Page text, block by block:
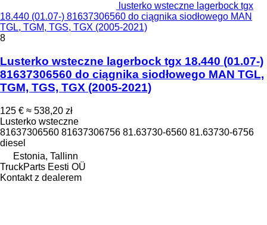
lusterko wsteczne lagerbock tgx
18.440 (01.07-) 81637306560 do ciągnika siodłowego MAN
TGL, TGM, TGS, TGX (2005-2021)
8
Lusterko wsteczne lagerbock tgx 18.440 (01.07-)
81637306560 do ciągnika siodłowego MAN TGL,
TGM, TGS, TGX (2005-2021)
125 € ≈ 538,20 zł
Lusterko wsteczne
81637306560 81637306756 81.63730-6560 81.63730-6756
diesel
Estonia, Tallinn
TruckParts Eesti OÜ
Kontakt z dealerem